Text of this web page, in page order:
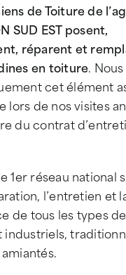
de Toiture de
SUD EST posent,
réparent et
en toiture.
cet élément
lors de nos visites
du contrat
1er réseau national
l’entretien et
de tous les types
industriels,